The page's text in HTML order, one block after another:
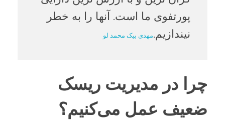
پورتفوی ما است. آنها را به خطر
نیندازیم.مهدی بیک محمد لو
چرا در مدیریت ریسک
ضعیف عمل می‌کنیم؟